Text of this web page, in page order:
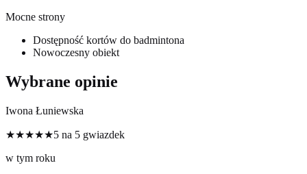
Mocne strony
Dostępność kortów do badmintona
Nowoczesny obiekt
Wybrane opinie
Iwona Łuniewska
★★★★★5 na 5 gwiazdek
w tym roku